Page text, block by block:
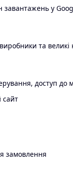
у
та
доступ до
сайт
замовлення